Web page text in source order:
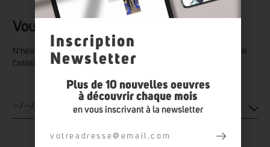
Vous souhaitez prendre rendez-vous ?
N'hésitez pas à fixer un rendez-vous pour venir découvrir le travail de
l'artiste directement à la galerie.
Inscription
Newsletter
Plus de 10 nouvelles oeuvres
à découvrir chaque mois
en vous inscrivant à la newsletter